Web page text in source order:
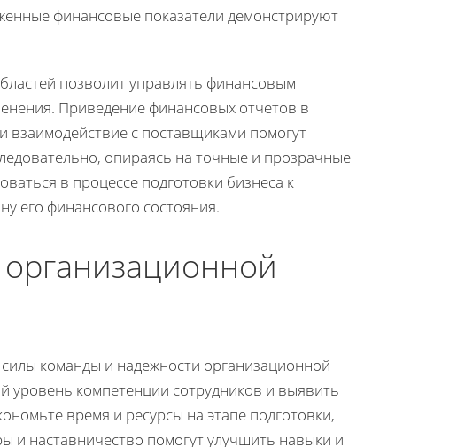
финансовые показатели демонстрируют
позволит управлять финансовым
Приведение финансовых отчетов в
взаимодействие с поставщиками помогут
опираясь на точные и прозрачные
в процессе подготовки бизнеса к
его финансового состояния.
команды и надежности организационной
уровень компетенции сотрудников и выявить
время и ресурсы на этапе подготовки,
и наставничество помогут улучшить навыки и